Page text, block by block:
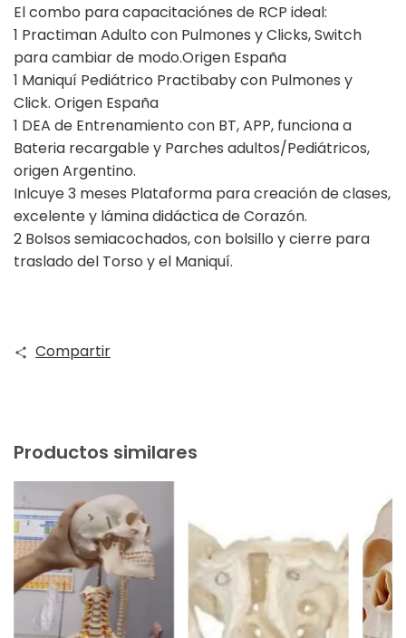
El combo para capacitaciónes de RCP ideal:
1 Practiman Adulto con Pulmones y Clicks, Switch
para cambiar de modo.Origen España
1 Maniquí Pediátrico Practibaby con Pulmones y
Click. Origen España
1 DEA de Entrenamiento con BT, APP, funciona a
Bateria recargable y Parches adultos/Pediátricos,
origen Argentino.
Inlcuye 3 meses Plataforma para creación de clases,
excelente y lámina didáctica de Corazón.
2 Bolsos semiacochados, con bolsillo y cierre para
traslado del Torso y el Maniquí.
Compartir
Productos similares